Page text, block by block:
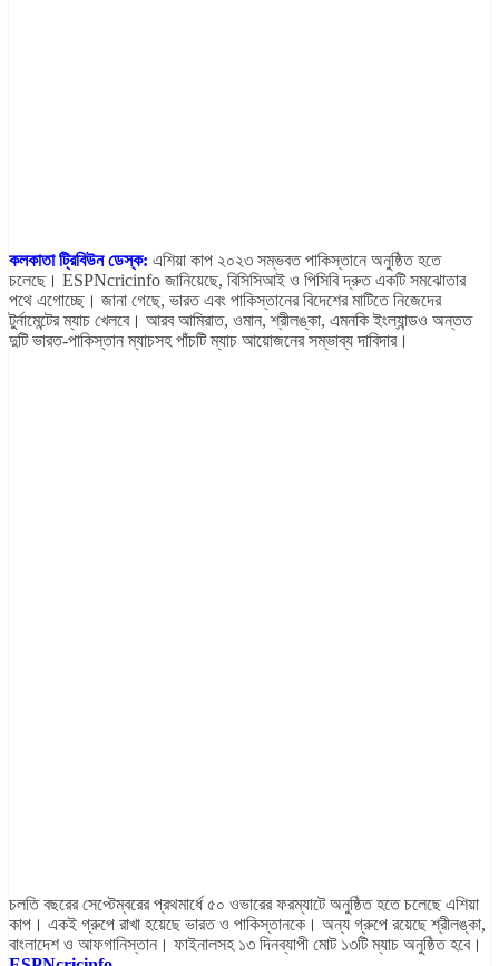
কলকাতা ট্রিবিউন ডেস্ক: এশিয়া কাপ ২০২৩ সম্ভবত পাকিস্তানে অনুষ্ঠিত হতে
চলেছে। ESPNcricinfo জানিয়েছে, বিসিসিআই ও পিসিবি দ্রুত একটি সমঝোতার
পথে এগোচ্ছে। জানা গেছে, ভারত এবং পাকিস্তানের বিদেশের মাটিতে নিজেদের
টুর্নামেন্টের ম্যাচ খেলবে। আরব আমিরাত, ওমান, শ্রীলঙ্কা, এমনকি ইংল্যান্ডও অন্তত
দুটি ভারত-পাকিস্তান ম্যাচসহ পাঁচটি ম্যাচ আয়োজনের সম্ভাব্য দাবিদার।
চলতি বছরের সেপ্টেম্বরের প্রথমার্ধে ৫০ ওভারের ফরম্যাটে অনুষ্ঠিত হতে চলেছে এশিয়া
কাপ। একই গ্রুপে রাখা হয়েছে ভারত ও পাকিস্তানকে। অন্য গ্রুপে রয়েছে শ্রীলঙ্কা,
বাংলাদেশ ও আফগানিস্তান। ফাইনালসহ ১৩ দিনব্যাপী মোট ১৩টি ম্যাচ অনুষ্ঠিত হবে।